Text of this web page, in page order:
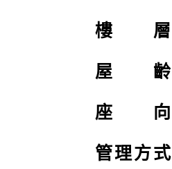
樓 層
屋 齡
座 向
管理方式